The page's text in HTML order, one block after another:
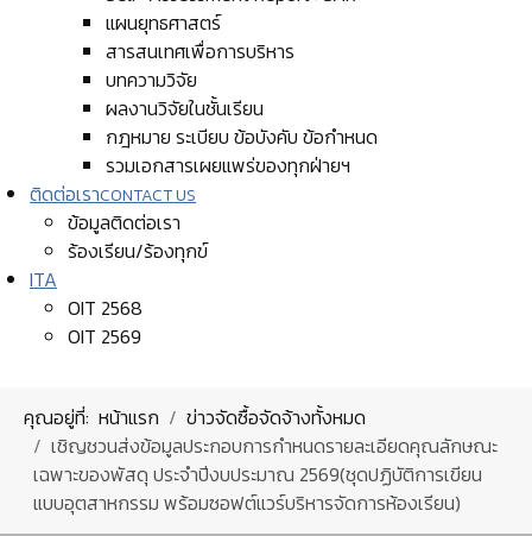
แผนยุทธศาสตร์
สารสนเทศเพื่อการบริหาร
บทความวิจัย
ผลงานวิจัยในชั้นเรียน
กฎหมาย ระเบียบ ข้อบังคับ ข้อกำหนด
รวมเอกสารเผยแพร่ของทุกฝ่ายฯ
ติดต่อเราCONTACT US
ข้อมูลติดต่อเรา
ร้องเรียน/ร้องทุกข์
ITA
OIT 2568
OIT 2569
คุณอยู่ที่: หน้าแรก
ข่าวจัดซื้อจัดจ้างทั้งหมด
เชิญชวนส่งข้อมูลประกอบการกำหนดรายละเอียดคุณลักษณะ
เฉพาะของพัสดุ ประจำปีงบประมาณ 2569(ชุดปฏิบัติการเขียน
แบบอุตสาหกรรม พร้อมซอฟต์แวร์บริหารจัดการห้องเรียน)